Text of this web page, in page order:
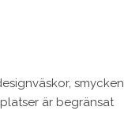
smycken
är begränsat